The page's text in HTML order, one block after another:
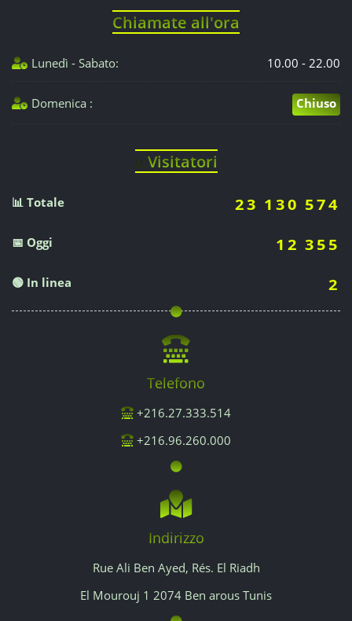
Chiamate all'ora
Lunedì - Sabato: 10.00 - 22.00
Domenica : Chiuso
📈Visitatori
📊 Totale 23 130 574
📅 Oggi 12 355
🟢 In linea 2
Telefono
+216.27.333.514
+216.96.260.000
Indirizzo
Rue Ali Ben Ayed, Rés. El Riadh
El Mourouj 1 2074 Ben arous Tunis